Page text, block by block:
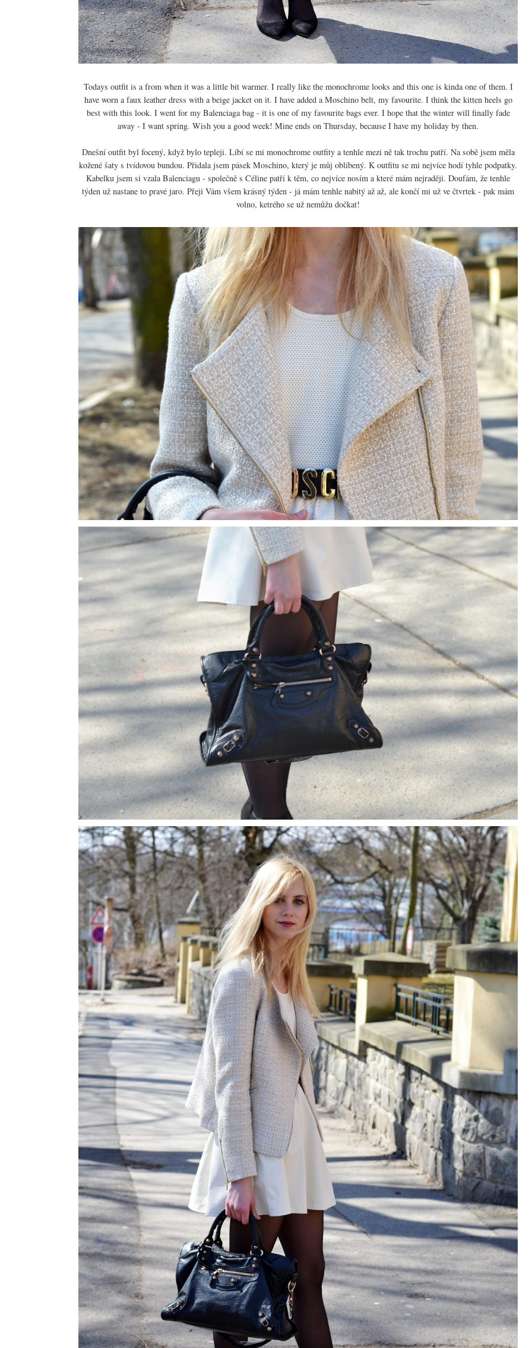
Todays outfit is a from when it was a little bit warmer. I really like the monochrome looks and this one is kinda one of them. I
have worn a faux leather dress with a beige jacket on it. I have added a Moschino belt, my favourite. I think the kitten heels go
best with this look. I went for my Balenciaga bag - it is one of my favourite bags ever. I hope that the winter will finally fade
away - I want spring. Wish you a good week! Mine ends on Thursday, because I have my holiday by then.
Dnešní outfit byl focený, když bylo tepleji. Líbí se mi monochrome outfity a tenhle mezi ně tak trochu patří. Na sobě jsem měla
kožené šaty s tvídovou bundou. Přidala jsem pásek Moschino, který je můj oblíbený. K outfitu se mi nejvíce hodí tyhle podpatky.
Kabelku jsem si vzala Balenciagu - společně s Céline patří k těm, co nejvíce nosím a které mám nejraději. Doufám, že tenhle
týden už nastane to pravé jaro. Přeji Vám všem krásný týden - já mám tenhle nabitý až až, ale končí mi už ve čtvrtek - pak mám
volno, ketrého se už nemůžu dočkat!